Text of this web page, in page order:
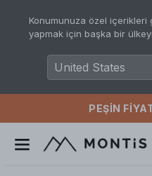
Konumunuza özel içerikleri
yapmak için başka bir
PEŞIN